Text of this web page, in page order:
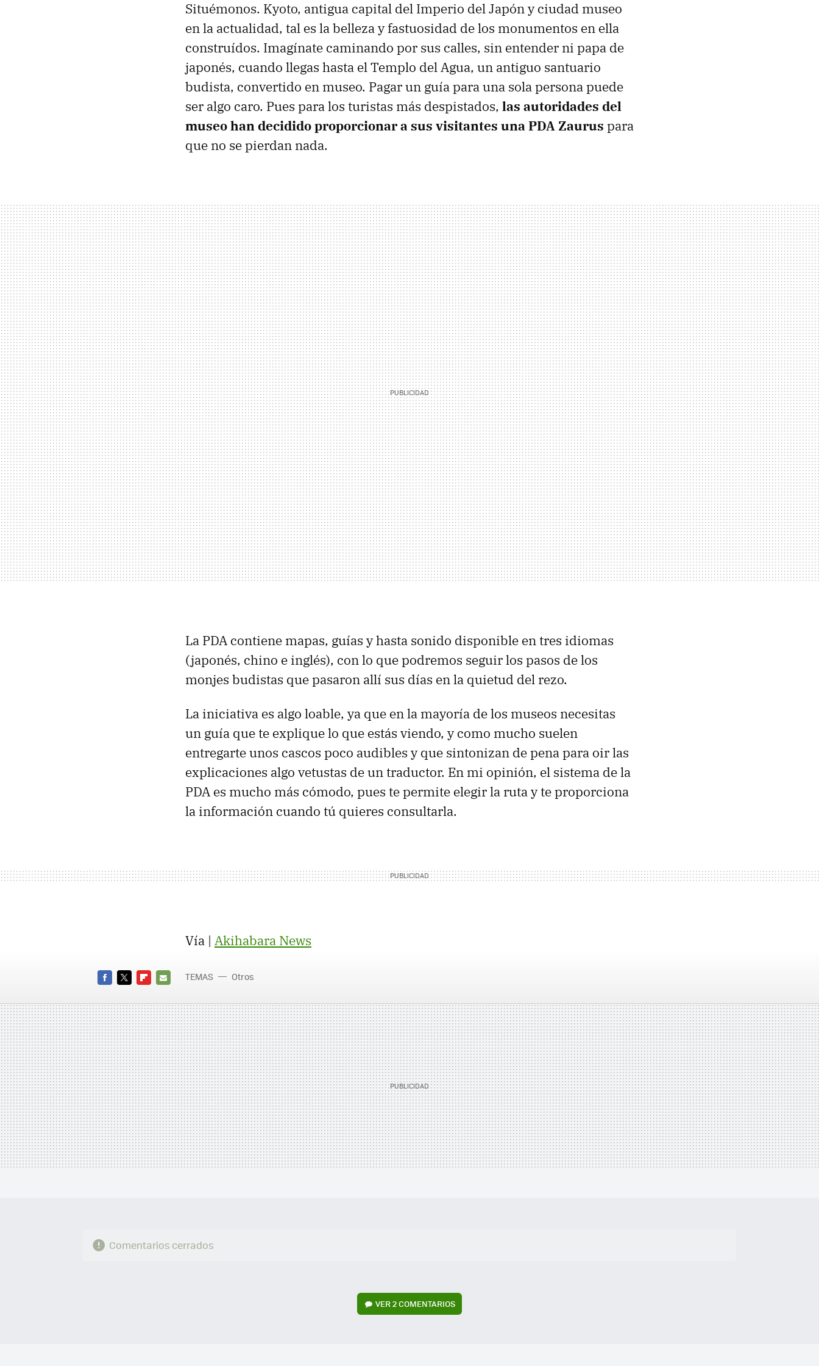
Situémonos. Kyoto, antigua capital del Imperio del Japón y ciudad museo
en la actualidad, tal es la belleza y fastuosidad de los monumentos en ella
construídos. Imagínate caminando por sus calles, sin entender ni papa de
japonés, cuando llegas hasta el Templo del Agua, un antiguo santuario
budista, convertido en museo. Pagar un guía para una sola persona puede
ser algo caro. Pues para los turistas más despistados, las autoridades del
museo han decidido proporcionar a sus visitantes una PDA Zaurus para
que no se pierdan nada.
La PDA contiene mapas, guías y hasta sonido disponible en tres idiomas
(japonés, chino e inglés), con lo que podremos seguir los pasos de los
monjes budistas que pasaron allí sus días en la quietud del rezo.
La iniciativa es algo loable, ya que en la mayoría de los museos necesitas
un guía que te explique lo que estás viendo, y como mucho suelen
entregarte unos cascos poco audibles y que sintonizan de pena para oir las
explicaciones algo vetustas de un traductor. En mi opinión, el sistema de la
PDA es mucho más cómodo, pues te permite elegir la ruta y te proporciona
la información cuando tú quieres consultarla.
Vía | Akihabara News
MAIL
TEMAS Otros
Comentarios cerrados
VER2 COMENTARIOS